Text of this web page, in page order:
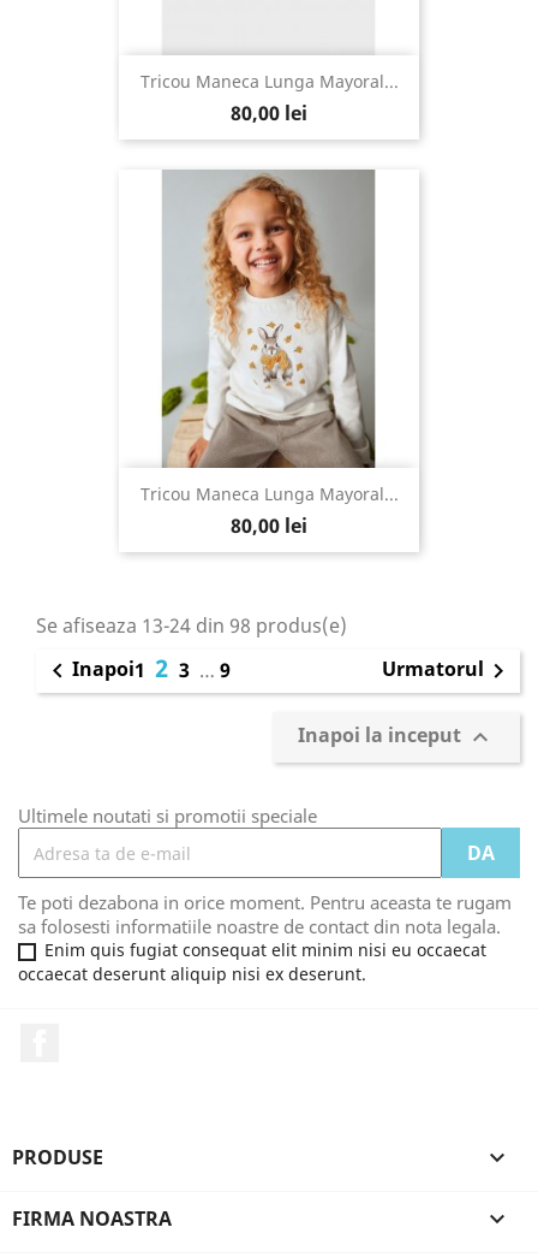
Tricou Maneca Lunga Mayoral...
80,00 lei
Tricou Maneca Lunga Mayoral...
80,00 lei
Se afiseaza 13-24 din 98 produs(e)
 Inapoi1 2 3 … 9 Urmatorul 
Inapoi la inceput 
Ultimele noutati si promotii speciale
Te poti dezabona in orice moment. Pentru aceasta te rugam
sa folosesti informatiile noastre de contact din nota legala.
Enim quis fugiat consequat elit minim nisi eu occaecat
occaecat deserunt aliquip nisi ex deserunt.
PRODUSE 
FIRMA NOASTRA 